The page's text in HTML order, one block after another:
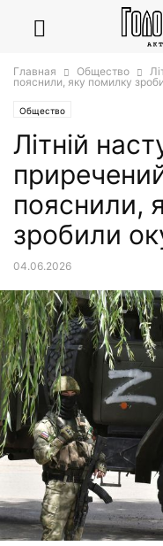
Главная Общество
пояснили, яку помилку
Общество
Літній
пояснили,
зробили
04.06.2026